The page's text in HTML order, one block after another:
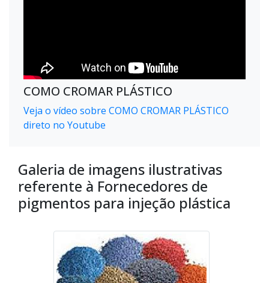
COMO CROMAR PLÁSTICO
Veja o vídeo sobre COMO CROMAR PLÁSTICO
direto no Youtube
Galeria de imagens ilustrativas
referente à Fornecedores de
pigmentos para injeção plástica